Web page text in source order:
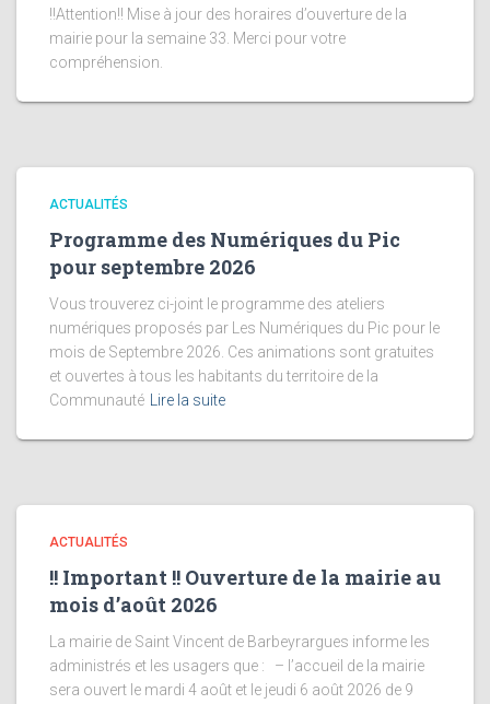
!!Attention!! Mise à jour des horaires d’ouverture de la
mairie pour la semaine 33. Merci pour votre
compréhension.
ACTUALITÉS
Programme des Numériques du Pic
pour septembre 2026
Vous trouverez ci-joint le programme des ateliers
numériques proposés par Les Numériques du Pic pour le
mois de Septembre 2026. Ces animations sont gratuites
et ouvertes à tous les habitants du territoire de la
Communauté
Lire la suite
ACTUALITÉS
!! Important !! Ouverture de la mairie au
mois d’août 2026
La mairie de Saint Vincent de Barbeyrargues informe les
administrés et les usagers que : – l’accueil de la mairie
sera ouvert le mardi 4 août et le jeudi 6 août 2026 de 9